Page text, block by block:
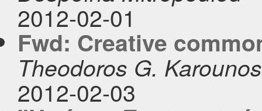
2012-02-01
Fwd: Creative
Theodoros G. Karounos
2012-02-03